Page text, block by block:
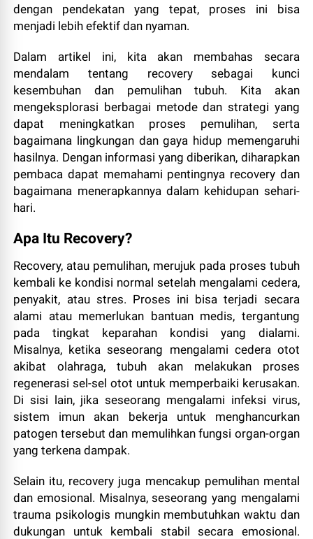
dengan pendekatan yang tepat, proses ini bisa
menjadi lebih efektif dan nyaman.
Dalam artikel ini, kita akan membahas secara
mendalam tentang recovery sebagai kunci
kesembuhan dan pemulihan tubuh. Kita akan
mengeksplorasi berbagai metode dan strategi yang
dapat meningkatkan proses pemulihan, serta
bagaimana lingkungan dan gaya hidup memengaruhi
hasilnya. Dengan informasi yang diberikan, diharapkan
pembaca dapat memahami pentingnya recovery dan
bagaimana menerapkannya dalam kehidupan sehari-
hari.
Apa Itu Recovery?
Recovery, atau pemulihan, merujuk pada proses tubuh
kembali ke kondisi normal setelah mengalami cedera,
penyakit, atau stres. Proses ini bisa terjadi secara
alami atau memerlukan bantuan medis, tergantung
pada tingkat keparahan kondisi yang dialami.
Misalnya, ketika seseorang mengalami cedera otot
akibat olahraga, tubuh akan melakukan proses
regenerasi sel-sel otot untuk memperbaiki kerusakan.
Di sisi lain, jika seseorang mengalami infeksi virus,
sistem imun akan bekerja untuk menghancurkan
patogen tersebut dan memulihkan fungsi organ-organ
yang terkena dampak.
Selain itu, recovery juga mencakup pemulihan mental
dan emosional. Misalnya, seseorang yang mengalami
trauma psikologis mungkin membutuhkan waktu dan
dukungan untuk kembali stabil secara emosional.